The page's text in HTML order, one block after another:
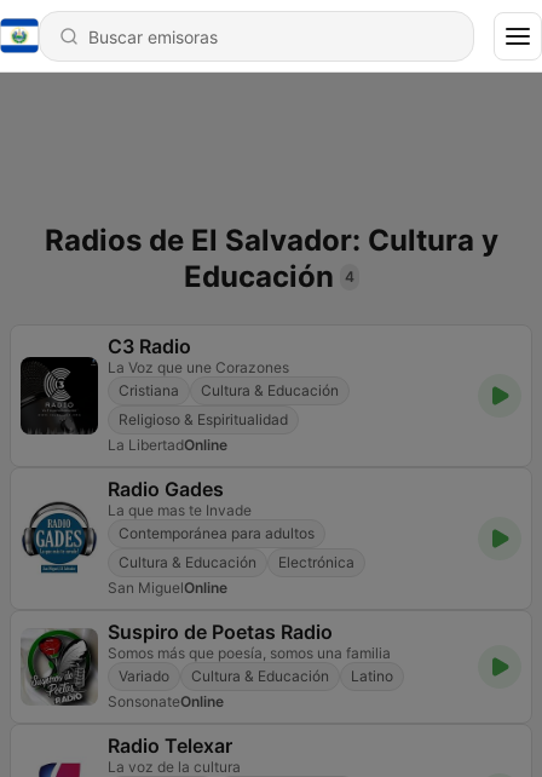
Radios de El Salvador: Cultura y
Educación
4
C3 Radio
La Voz que une Corazones
Cristiana
Cultura & Educación
Religioso & Espiritualidad
La LibertadOnline
Radio Gades
La que mas te Invade
Contemporánea para adultos
Cultura & Educación
Electrónica
San MiguelOnline
Suspiro de Poetas Radio
Somos más que poesía, somos una familia
Variado
Cultura & Educación
Latino
SonsonateOnline
Radio Telexar
La voz de la cultura